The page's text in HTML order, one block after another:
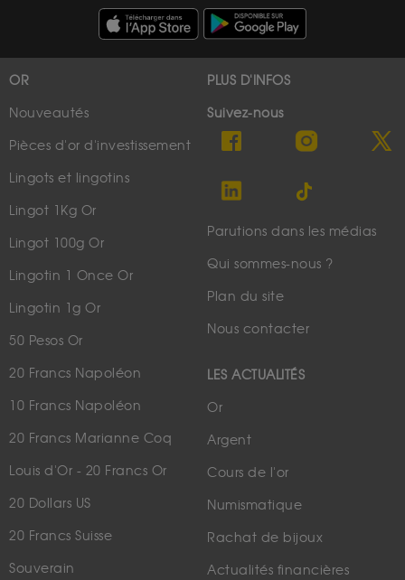
OR
Nouveautés
Pièces d'or d'investissement
Lingots et lingotins
Lingot 1Kg Or
Lingot 100g Or
Lingotin 1 Once Or
Lingotin 1g Or
50 Pesos Or
20 Francs Napoléon
10 Francs Napoléon
20 Francs Marianne Coq
Louis d'Or - 20 Francs Or
20 Dollars US
20 Francs Suisse
Souverain
PLUS D'INFOS
Suivez-nous
Parutions dans les médias
Qui sommes-nous ?
Plan du site
Nous contacter
LES ACTUALITÉS
Or
Argent
Cours de l'or
Numismatique
Rachat de bijoux
Actualités financières